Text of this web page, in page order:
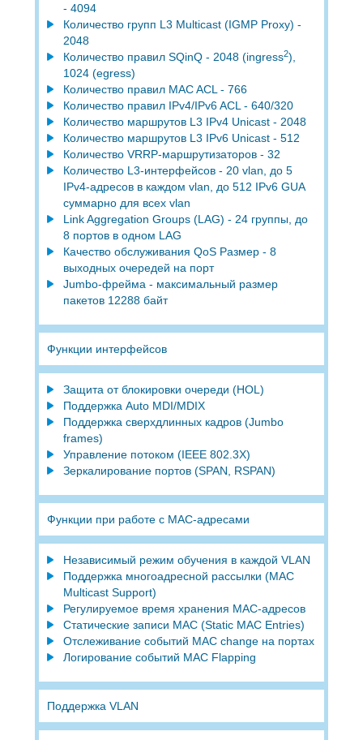
- 4094
Количество групп L3 Multicast (IGMP Proxy) -
2048
Количество правил SQinQ - 2048 (ingress2),
1024 (egress)
Количество правил MAC ACL - 766
Количество правил IPv4/IPv6 ACL - 640/320
Количество маршрутов L3 IPv4 Unicast - 2048
Количество маршрутов L3 IPv6 Unicast - 512
Количество VRRP-маршрутизаторов - 32
Количество L3-интерфейсов - 20 vlan, до 5
IPv4-адресов в каждом vlan, до 512 IPv6 GUA
суммарно для всех vlan
Link Aggregation Groups (LAG) - 24 группы, до
8 портов в одном LAG
Качество обслуживания QoS Размер - 8
выходных очередей на порт
Jumbo-фрейма - максимальный размер
пакетов 12288 байт
Функции интерфейсов
Защита от блокировки очереди (HOL)
Поддержка Auto MDI/MDIX
Поддержка сверхдлинных кадров (Jumbo
frames)
Управление потоком (IEEE 802.3X)
Зеркалирование портов (SPAN, RSPAN)
Функции при работе с МAC-адресами
Независимый режим обучения в каждой VLAN
Поддержка многоадресной рассылки (MAC
Multicast Support)
Регулируемое время хранения MAC-адресов
Статические записи MAC (Static MAC Entries)
Отслеживание событий MAC change на портах
Логирование событий MAC Flapping
Поддержка VLAN